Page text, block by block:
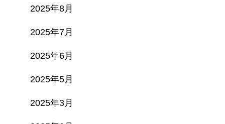
2025年8月
2025年7月
2025年6月
2025年5月
2025年3月